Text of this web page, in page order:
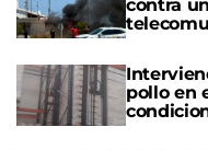
contra
pollo en